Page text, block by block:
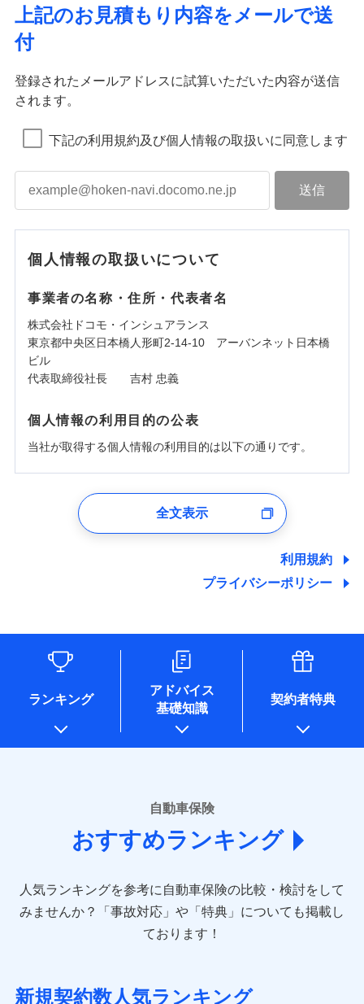
上記のお見積もり内容をメールで送
付
登録されたメールアドレスに試算いただいた内容が送信
されます。
下記の利用規約及び個人情報の取扱いに同意します
個人情報の取扱いについて
事業者の名称・住所・代表者名
株式会社ドコモ・インシュアランス
東京都中央区日本橋人形町2-14-10 アーバンネット日本橋
ビル
代表取締役社長 吉村 忠義
個人情報の利用目的の公表
当社が取得する個人情報の利用目的は以下の通りです。
ユーザー登録受付および、管理のため
しくは委託を受けている保険会社・提携会社の保険その他に
関する情報を提供し、金融商品等の契約を勧奨するため、ま
た維持管理等の委託業務遂行のため、またそれらに付帯、関
情報を取引のある他の保険会社の商品・サービスをご提案す
るために利用させていただくことがあります。）
各種セミナーの開催のため
コンサルティングサービスの実施のため
アンケートやキャンペーン等の実施のため
上記に係る案内・手続き・管理等付帯業務を行うため
* 当社が委託を受けている保険会社の情報は、保険会社のホ
ームページに掲載しておりますので、ご確認ください。
あいおいニッセイ同和損害保険株式会社
(https://www.aioinissaydowa.co.jp/)
アクサ損害保険株式会社 (https://www.axa-
direct.co.jp/)
sompo.co.jp/)
東京海上ダイレクト損害保険株式会社 (https://www.e-
AIG損害保険株式会社 (https://www.aig.co.jp/sonpo)
ジェイアイ傷害火災保険株式会社
全文表示
利用規約
プライバシーポリシー
ランキング
アドバイス
基礎知識
契約者特典
自動車保険
おすすめランキング
人気ランキングを参考に自動車保険の比較・検討をして
みませんか？
「事故対応」や「特典」についても掲載し
ております！
新規契約数人気ランキング